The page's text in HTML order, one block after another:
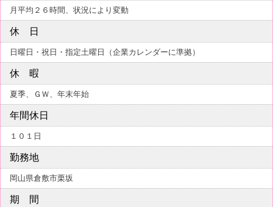
月平均２６時間、状況により変動
休 日
日曜日・祝日・指定土曜日（企業カレンダーに準拠）
休 暇
夏季、ＧＷ、年末年始
年間休日
１０１日
勤務地
岡山県倉敷市栗坂
期 間